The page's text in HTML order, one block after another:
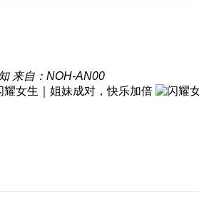
来自：NOH-AN00